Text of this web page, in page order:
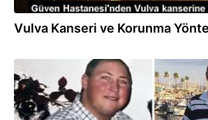
Vulva Kanseri ve Korunma
18.07.2023